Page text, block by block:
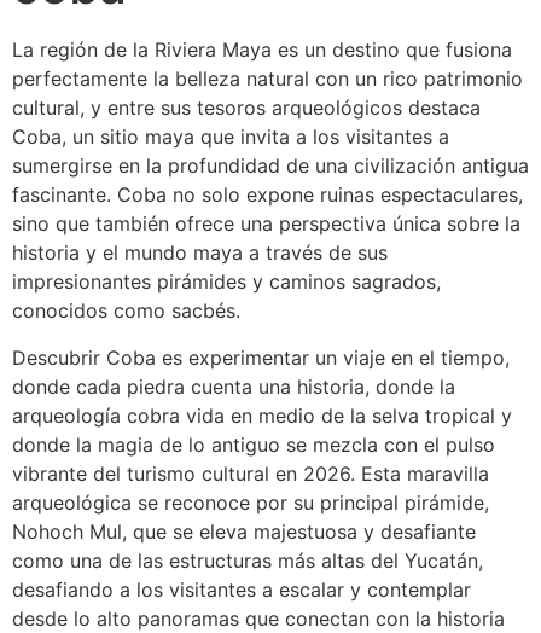
La región de la Riviera Maya es un destino que fusiona
perfectamente la belleza natural con un rico patrimonio
cultural, y entre sus tesoros arqueológicos destaca
Coba, un sitio maya que invita a los visitantes a
sumergirse en la profundidad de una civilización antigua
fascinante. Coba no solo expone ruinas espectaculares,
sino que también ofrece una perspectiva única sobre la
historia y el mundo maya a través de sus
impresionantes pirámides y caminos sagrados,
conocidos como sacbés.
Descubrir Coba es experimentar un viaje en el tiempo,
donde cada piedra cuenta una historia, donde la
arqueología cobra vida en medio de la selva tropical y
donde la magia de lo antiguo se mezcla con el pulso
vibrante del turismo cultural en 2026. Esta maravilla
arqueológica se reconoce por su principal pirámide,
Nohoch Mul, que se eleva majestuosa y desafiante
como una de las estructuras más altas del Yucatán,
desafiando a los visitantes a escalar y contemplar
desde lo alto panoramas que conectan con la historia